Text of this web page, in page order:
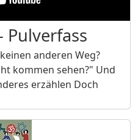
Pulverfass
anderen Weg?
kommen sehen?" Und
erzählen Doch